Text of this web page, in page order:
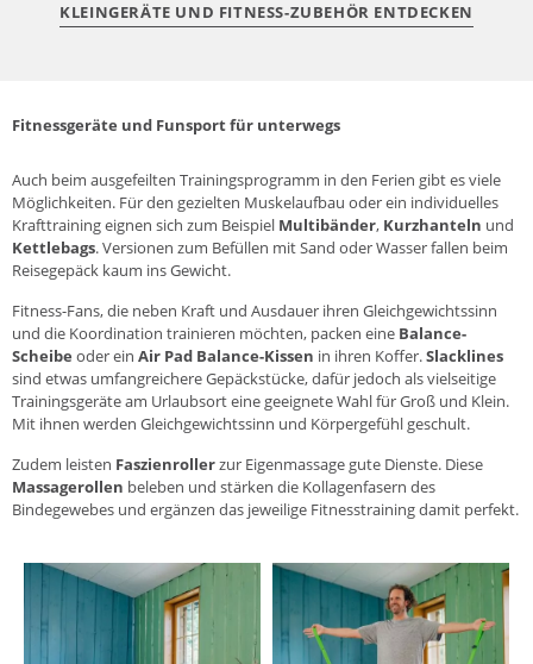
KLEINGERÄTE UND FITNESS-ZUBEHÖR ENTDECKEN
Fitnessgeräte und Funsport für unterwegs
Auch beim ausgefeilten Trainingsprogramm in den Ferien gibt es viele
Möglichkeiten. Für den gezielten Muskelaufbau oder ein individuelles
Krafttraining eignen sich zum Beispiel Multibänder, Kurzhanteln und
Kettlebags. Versionen zum Befüllen mit Sand oder Wasser fallen beim
Reisegepäck kaum ins Gewicht.
Fitness-Fans, die neben Kraft und Ausdauer ihren Gleichgewichtssinn
und die Koordination trainieren möchten, packen eine Balance-
Scheibe oder ein Air Pad Balance-Kissen in ihren Koffer.Slacklines
sind etwas umfangreichere Gepäckstücke, dafür jedoch als vielseitige
Trainingsgeräte am Urlaubsort eine geeignete Wahl für Groß und Klein.
Mit ihnen werden Gleichgewichtssinn und Körpergefühl geschult.
Zudem leisten Faszienrollerzur Eigenmassage gute Dienste. Diese
Massagerollen beleben und stärken die Kollagenfasern des
Bindegewebes und ergänzen das jeweilige Fitnesstraining damit perfekt.